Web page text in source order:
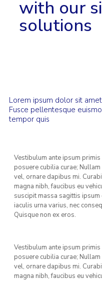
with our
solutions
Lorem ipsum dolor sit
Fusce pellentesque
tempor quis
Vestibulum ante ipsum
posuere cubilia curae;
vel, ornare dapibus mi.
magna nibh, faucibus eu
suscipit massa sagittis
iaculis urna varius, nec
Quisque non ex eros.
Vestibulum ante ipsum
posuere cubilia curae;
vel, ornare dapibus mi.
magna nibh, faucibus eu